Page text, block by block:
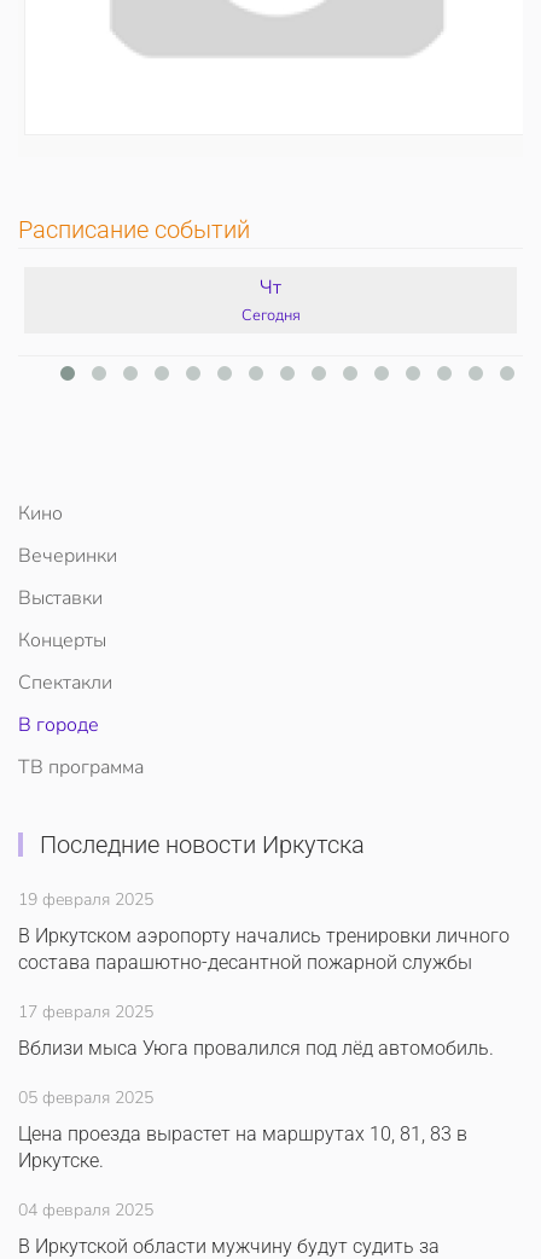
Расписание событий
Чт
Сегодня
Кино
Вечеринки
Выставки
Концерты
Спектакли
В городе
ТВ программа
Последние новости Иркутска
19 февраля 2025
В Иркутском аэропорту начались тренировки личного
состава парашютно-десантной пожарной службы
17 февраля 2025
Вблизи мыса Уюга провалился под лёд автомобиль.
05 февраля 2025
Цена проезда вырастет на маршрутах 10, 81, 83 в
Иркутске.
04 февраля 2025
В Иркутской области мужчину будут судить за